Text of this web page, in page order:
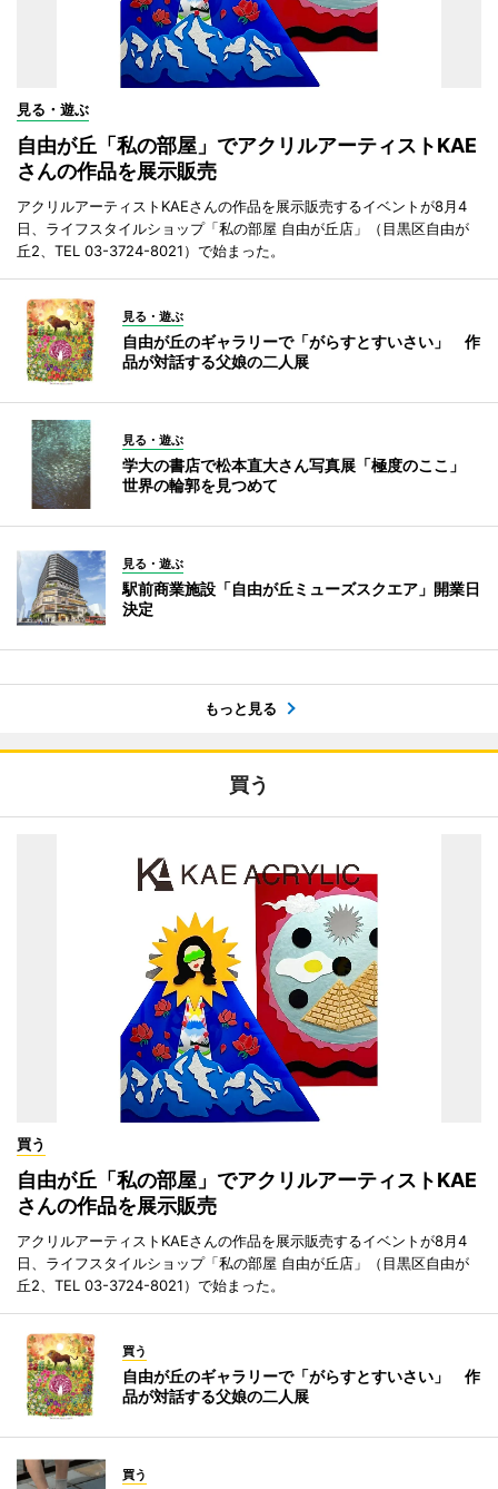
見る・遊ぶ
自由が丘「私の部屋」でアクリルアーティストKAE
さんの作品を展示販売
アクリルアーティストKAEさんの作品を展示販売するイベントが8月4
日、ライフスタイルショップ「私の部屋 自由が丘店」（目黒区自由が
丘2、TEL 03-3724-8021）で始まった。
見る・遊ぶ
自由が丘のギャラリーで「がらすとすいさい」 作
品が対話する父娘の二人展
見る・遊ぶ
学大の書店で松本直大さん写真展「極度のここ」
世界の輪郭を見つめて
見る・遊ぶ
駅前商業施設「自由が丘ミューズスクエア」開業日
決定
もっと見る
買う
買う
自由が丘「私の部屋」でアクリルアーティストKAE
さんの作品を展示販売
アクリルアーティストKAEさんの作品を展示販売するイベントが8月4
日、ライフスタイルショップ「私の部屋 自由が丘店」（目黒区自由が
丘2、TEL 03-3724-8021）で始まった。
買う
自由が丘のギャラリーで「がらすとすいさい」 作
品が対話する父娘の二人展
買う